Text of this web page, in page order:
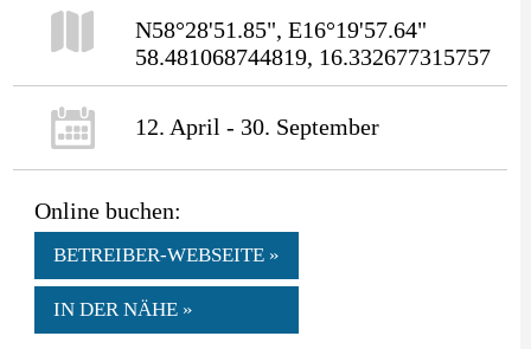
N58°28'51.85", E16°19'57.64"
58.481068744819, 16.332677315757
12. April - 30. September
Online buchen:
BETREIBER-WEBSEITE »
IN DER NÄHE »